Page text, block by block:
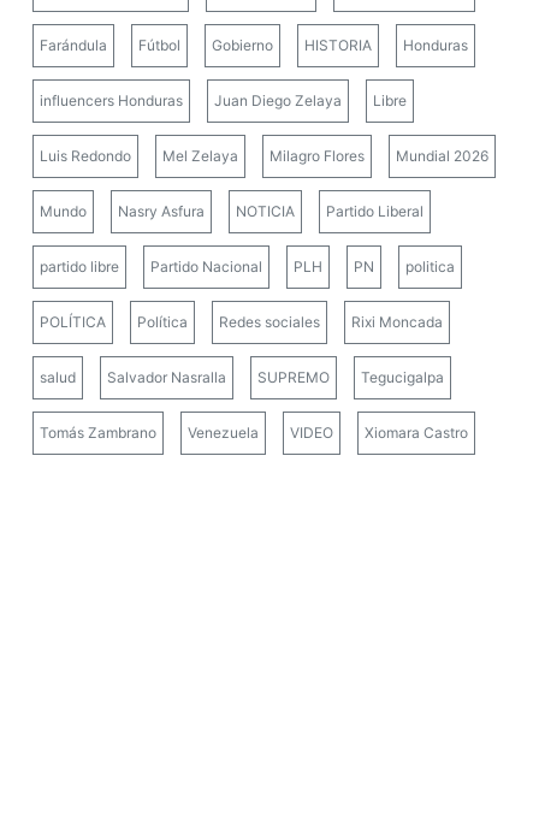
Farándula Fútbol Gobierno HISTORIA Honduras
influencers Honduras Juan Diego Zelaya Libre
Luis Redondo Mel Zelaya Milagro Flores Mundial 2026
Mundo Nasry Asfura NOTICIA Partido Liberal
partido libre Partido Nacional PLH PN politica
POLÍTICA Política Redes sociales Rixi Moncada
salud Salvador Nasralla SUPREMO Tegucigalpa
Tomás Zambrano Venezuela VIDEO Xiomara Castro